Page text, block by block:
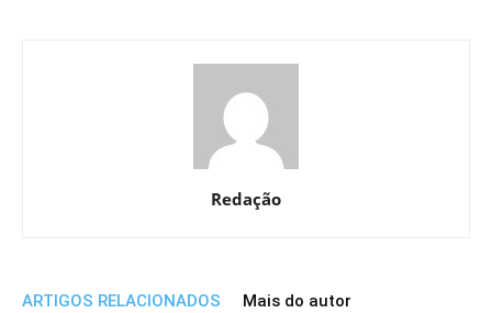
Redação
ARTIGOS RELACIONADOS Mais do autor